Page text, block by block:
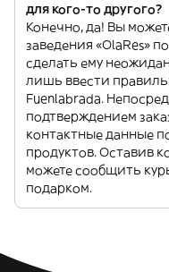
для кого-то другого?
Конечно, да! Вы
заведения «OlaRes»
сделать ему
лишь ввести
Fuenlabrada.
подтверждением
контактные данные
продуктов. Оставив
можете сообщить
подарком.